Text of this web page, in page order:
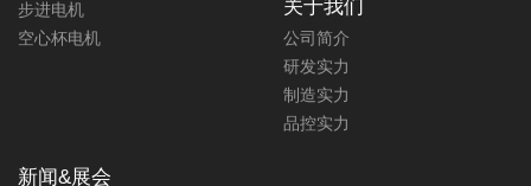
步进电机
空心杯电机
关于我们
公司简介
研发实力
制造实力
品控实力
新闻&展会